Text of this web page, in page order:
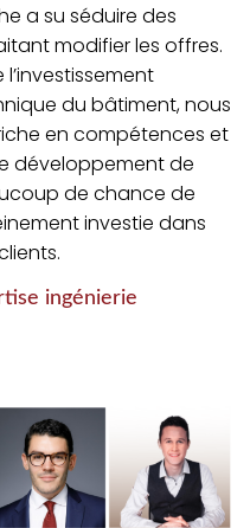
a su séduire des
modifier les offres.
du bâtiment, nous
en compétences et
développement de
de chance de
investie dans
ingénierie